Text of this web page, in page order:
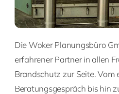
Die Woker Planungsbüro
erfahrener Partner in allen
Brandschutz zur Seite. Vom
Beratungsgespräch bis hin